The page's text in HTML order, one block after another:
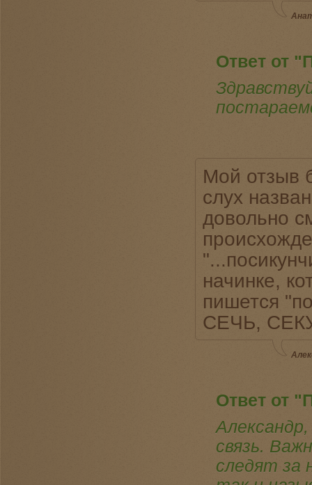
Ответ от
Мой отзыв
слух
довольно
начинке,
пишется
СЕЧЬ,
Ответ от
связь.
следят за